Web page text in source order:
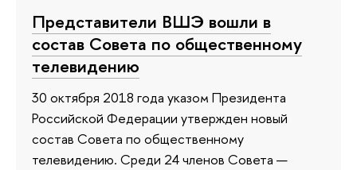
Представители ВШЭ вошли в
состав Совета по общественному
телевидению
30 октября 2018 года указом Президента
Российской Федерации утвержден новый
состав Совета по общественному
телевидению. Среди 24 членов Совета —